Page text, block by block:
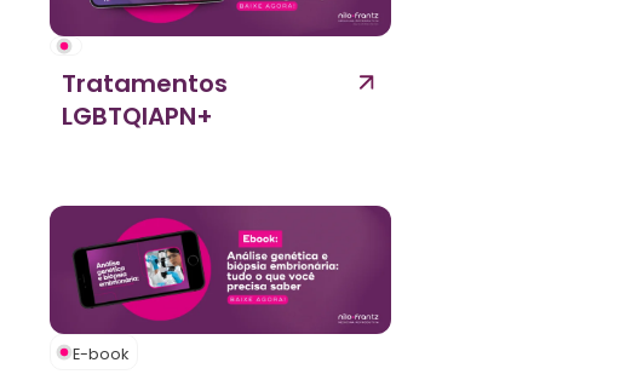
Tratamentos
LGBTQIAPN+
E-book